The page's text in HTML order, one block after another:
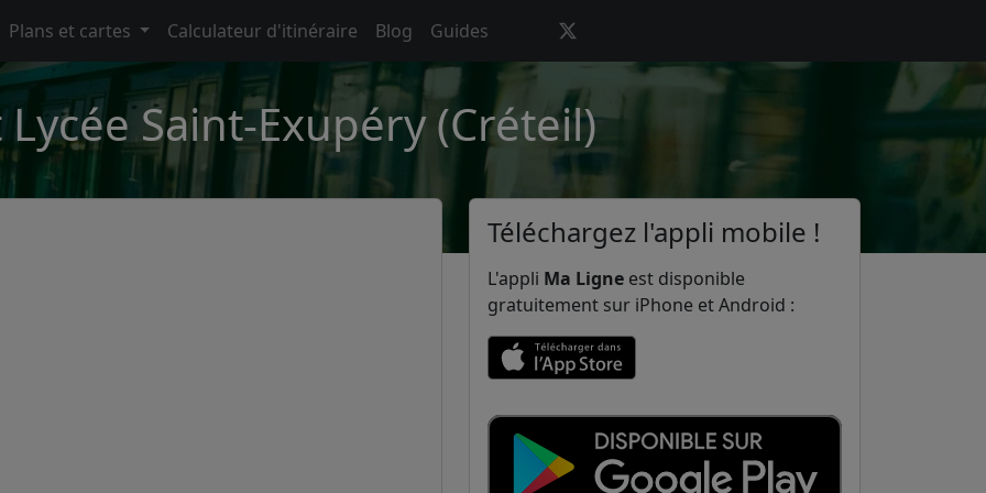
Plans et cartes Calculateur d'itinéraire Blog Guides
Saint-Exupéry (Créteil)
Téléchargez l'appli mobile !
L'appli Ma Ligne est disponible
gratuitement sur iPhone et Android :